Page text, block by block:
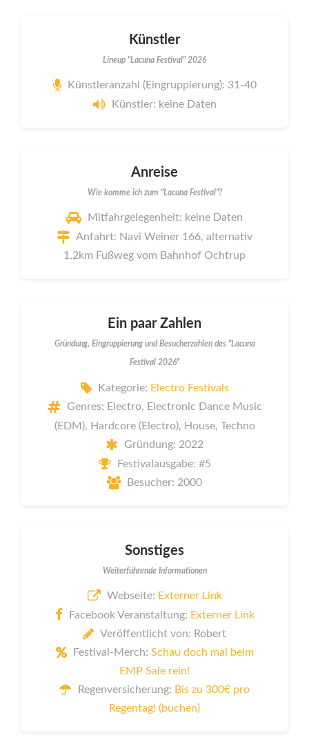
Künstler
Lineup "Lacuna Festival" 2026
Künstleranzahl (Eingruppierung): 31-40
Künstler: keine Daten
Anreise
Wie komme ich zum "Lacuna Festival"?
Mitfahrgelegenheit: keine Daten
Anfahrt: Navi Weiner 166, alternativ
1,2km Fußweg vom Bahnhof Ochtrup
Ein paar Zahlen
Gründung, Eingruppierung und Besucherzahlen des "Lacuna
Festival 2026"
Kategorie: Electro Festivals
Genres: Electro, Electronic Dance Music
(EDM), Hardcore (Electro), House, Techno
Gründung: 2022
Festivalausgabe: #5
Besucher: 2000
Sonstiges
Weiterführende Informationen
Webseite: Externer Link
Facebook Veranstaltung: Externer Link
Veröffentlicht von: Robert
Festival-Merch: Schau doch mal beim
EMP Sale rein!
Regenversicherung: Bis zu 300€ pro
Regentag! (buchen)